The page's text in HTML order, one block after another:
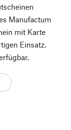
Manufactum
mit Karte
Einsatz.